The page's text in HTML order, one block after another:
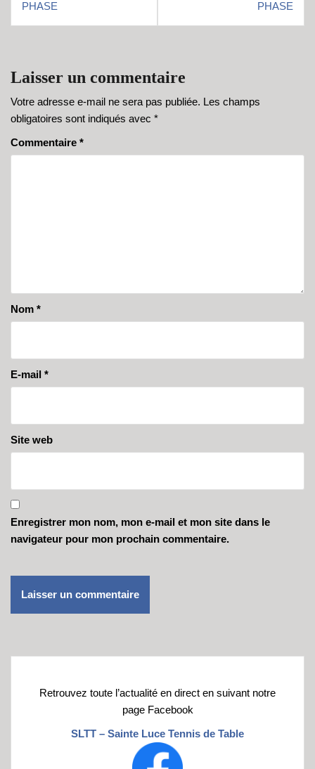
PHASE PHASE
Laisser un commentaire
Votre adresse e-mail ne sera pas publiée. Les champs
obligatoires sont indiqués avec *
Commentaire *
Nom *
E-mail *
Site web
Enregistrer mon nom, mon e-mail et mon site dans le
navigateur pour mon prochain commentaire.
Retrouvez toute l’actualité en direct en suivant notre
page Facebook
SLTT – Sainte Luce Tennis de Table